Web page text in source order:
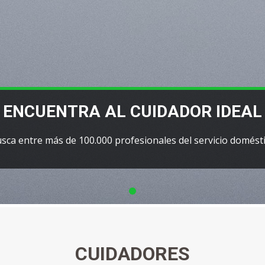
ENCUENTRA AL CUIDADOR IDEAL
entre más de 100.000 profesionales del servicio
CUIDADORES